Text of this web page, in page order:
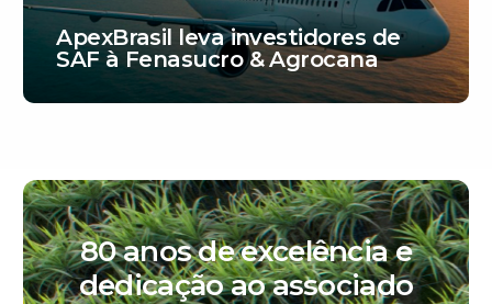
ApexBrasil leva investidores de
SAF à Fenasucro & Agrocana
80 anos de excelência e
dedicação ao associado